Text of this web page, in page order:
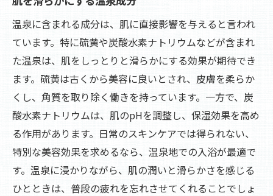
温泉に含まれる成分は、肌に直接影響を与えると言われ
ています。特に硫黄や炭酸水素ナトリウムなどが含まれ
た温泉は、肌をしっとりと滑らかにする効果が期待でき
ます。硫黄は古くから美容に良いとされ、皮膚を柔らか
くし、角質を取り除く働きを持っています。一方で、炭
酸水素ナトリウムは、肌のpHを調整し、保湿効果を高め
る作用があります。日常のスキンケアでは得られない、
特別な美容効果を求めるなら、温泉地での入浴が最適で
す。温泉に浸かりながら、肌の潤いと滑らかさを感じる
ひとときは、普段の疲れを忘れさせてくれることでしょ